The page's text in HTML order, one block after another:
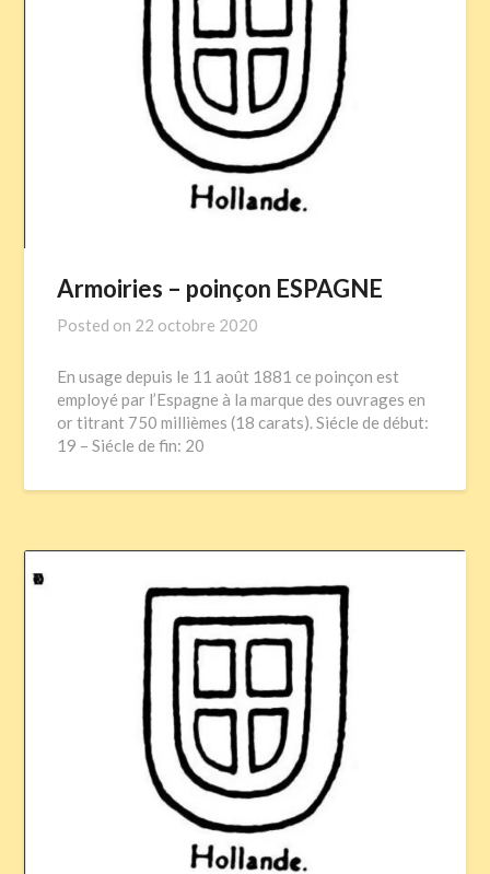
Armoiries – poinçon ESPAGNE
Posted on 22 octobre 2020
En usage depuis le 11 août 1881 ce poinçon est
employé par l’Espagne à la marque des ouvrages en
or titrant 750 millièmes (18 carats). Siécle de début:
19 – Siécle de fin: 20